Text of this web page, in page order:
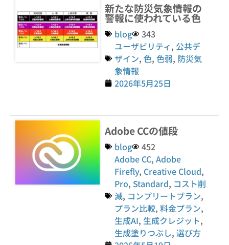
新たな防災気象情報の
警報に使われている色
blog
343
ユーザビリティ, 公共デ
ザイン,色,色弱, 防災気
象情報
2026年5月25日
Adobe CCの値段
blog
452
Adobe CC,Adobe
Firefly, Creative Cloud,
Pro, Standard, コスト削
減, コンプリートプラン,
プラン比較,料金プラン,
生成AI, 生成クレジット,
生成塗りつぶし,選び方